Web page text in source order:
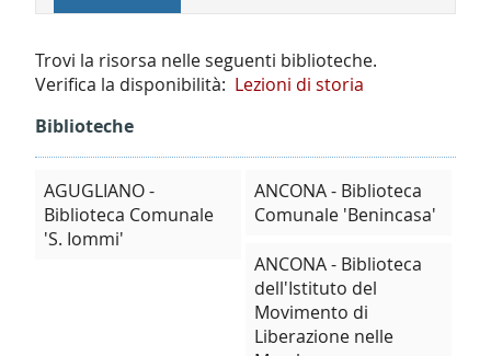
Trovi la risorsa nelle seguenti biblioteche.
Verifica la disponibilità: Lezioni di storia
Biblioteche
AGUGLIANO -
Biblioteca Comunale
'S. Iommi'
ANCONA - Biblioteca
Comunale 'Benincasa'
ANCONA - Biblioteca
dell'Istituto del
Movimento di
Liberazione nelle